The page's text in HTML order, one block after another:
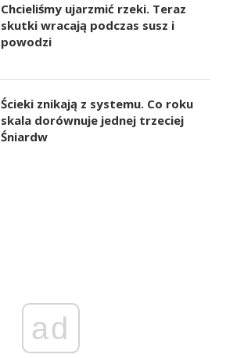
Chcieliśmy ujarzmić rzeki. Teraz
skutki wracają podczas susz i
powodzi
Ścieki znikają z systemu. Co roku
skala dorównuje jednej trzeciej
Śniardw
ad